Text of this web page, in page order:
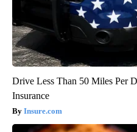
Drive Less Than 50 Miles Per
Insurance
Insure.com